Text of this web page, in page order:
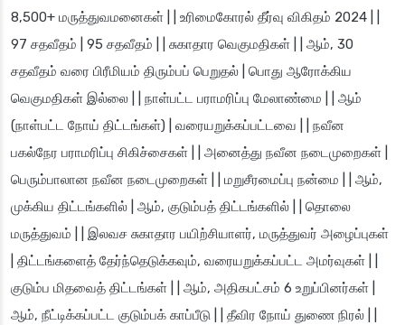
8,500+ மருத்துவமனைகள் | | உரிமைகோரல் தீர்வு விகிதம் 2024 | |
97 சதவீதம் | 95 சதவீதம் | | சுகாதார வெகுமதிகள் | | ஆம், 30
சதவீதம் வரை பிரீமியம் திரும்பப் பெறுதல் | பொது ஆரோக்கிய
வெகுமதிகள் இல்லை | | நாள்பட்ட பராமரிப்பு மேலாண்மை | | ஆம்
(நாள்பட்ட நோய் திட்டங்கள்) | வரையறுக்கப்பட்டவை | | நவீன
பகல்நேர பராமரிப்பு சிகிச்சைகள் | | அனைத்து நவீன நடைமுறைகள் |
பெரும்பாலான நவீன நடைமுறைகள் | | மறுசீரமைப்பு நன்மை | | ஆம்,
முக்கிய திட்டங்களில் | ஆம், குடும்பத் திட்டங்களில் | | தொலை
மருத்துவம் | | இலவச சுகாதார பயிற்சியாளர், மருத்துவர் அழைப்புகள்
| திட்டங்களைத் தேர்ந்தெடுக்கவும், வரையறுக்கப்பட்ட அமர்வுகள் | |
குடும்ப மிதவைத் திட்டங்கள் | | ஆம், அதிகபட்சம் 6 உறுப்பினர்கள் |
ஆம், நீட்டிக்கப்பட்ட குடும்பக் காப்பீடு | | தீவிர நோய் துணை நிரல் | |